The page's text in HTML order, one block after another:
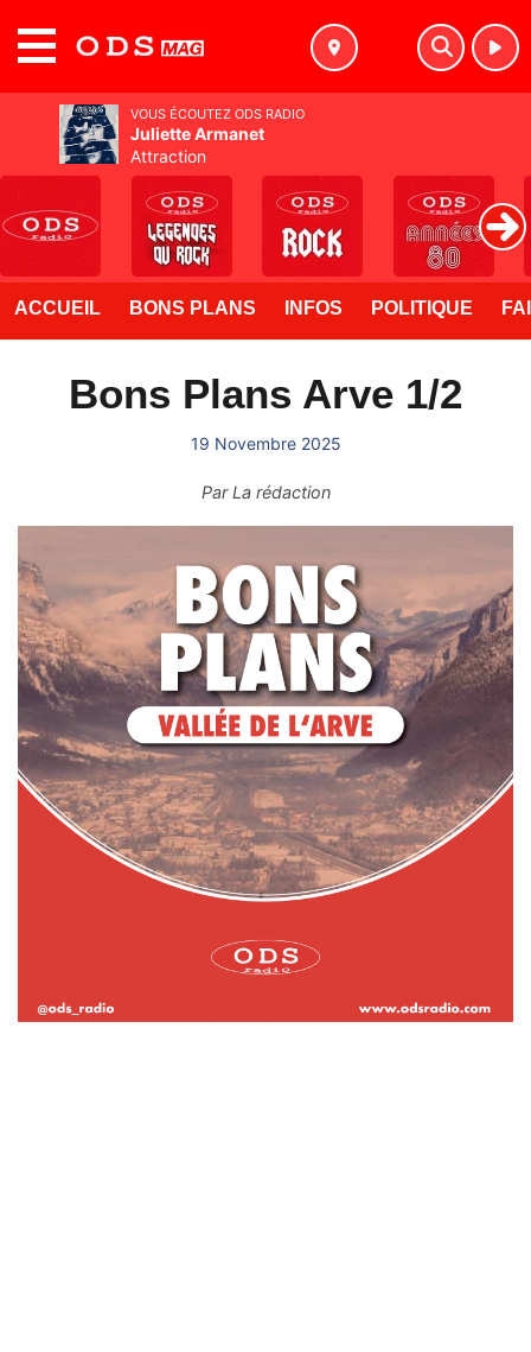
ACCUEIL BONS PLANS INFOS POLITIQUE
Bons Plans Arve 1/2
19 Novembre 2025
ParLa rédaction
VOUS ÉCOUTEZ ODS RADIO
Juliette Armanet
Attraction